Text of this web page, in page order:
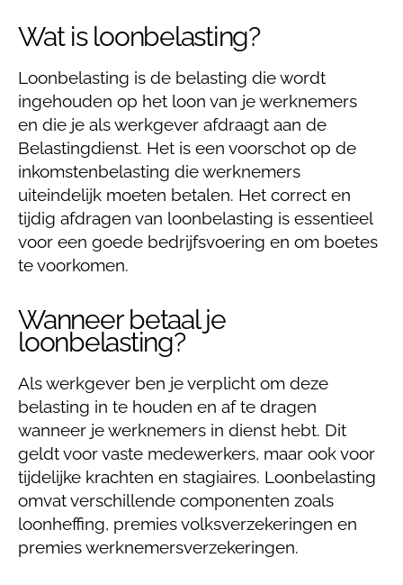
Wat is loonbelasting?
Loonbelasting is de belasting die wordt
ingehouden op het loon van je werknemers
en die je als werkgever afdraagt aan de
Belastingdienst. Het is een voorschot op de
inkomstenbelasting die werknemers
uiteindelijk moeten betalen. Het correct en
tijdig afdragen van loonbelasting is essentieel
voor een goede bedrijfsvoering en om boetes
te voorkomen.
Wanneer betaal je
loonbelasting?
Als werkgever ben je verplicht om deze
belasting in te houden en af te dragen
wanneer je werknemers in dienst hebt. Dit
geldt voor vaste medewerkers, maar ook voor
tijdelijke krachten en stagiaires. Loonbelasting
omvat verschillende componenten zoals
loonheffing, premies volksverzekeringen en
premies werknemersverzekeringen.